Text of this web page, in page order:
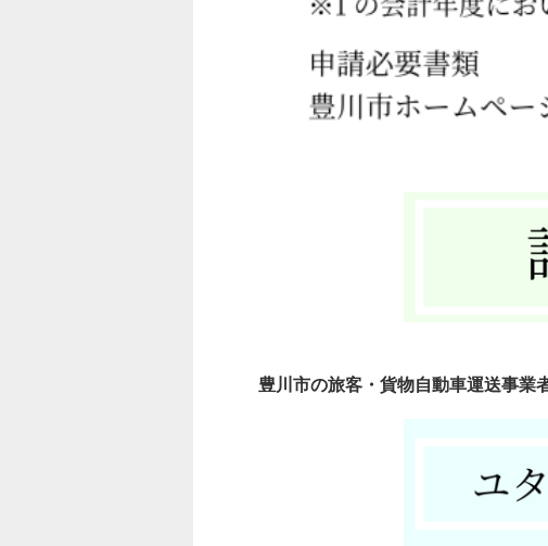
豊川市の旅客・貨物自動車運送事業